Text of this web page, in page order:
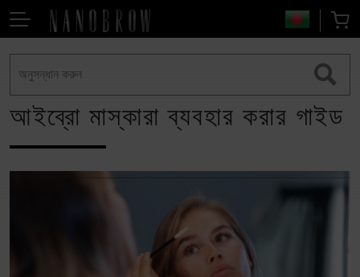
আইব্রো মাস্কারা ব্যবহার করার গাইড